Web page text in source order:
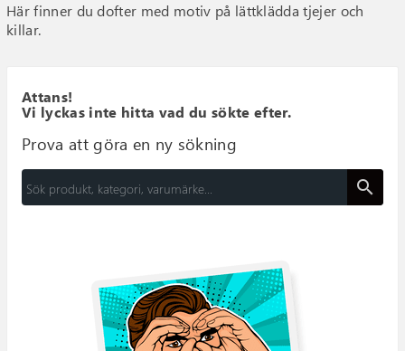
Här finner du dofter med motiv på lättklädda tjejer och
killar.
Attans!
Vi lyckas inte hitta vad du sökte efter.
Prova att göra en ny sökning
search